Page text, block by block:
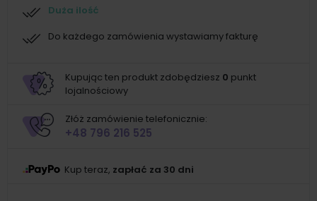
Duża ilość
Do każdego zamówienia wystawiamy fakturę
Kupując ten produkt zdobędziesz 0 punkt
lojalnościowy
Złóż zamówienie telefonicznie:
+48 796 216 525
Kup teraz, zapłać za 30 dni